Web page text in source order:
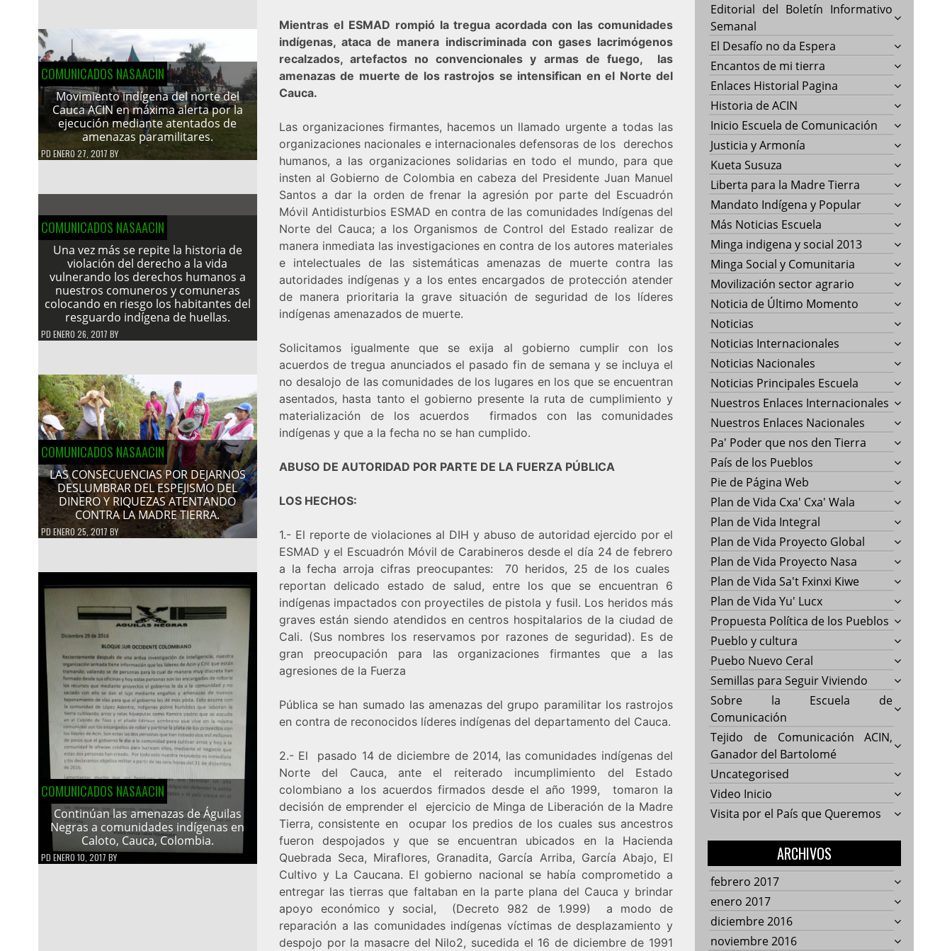
COMUNICADOS NASAACIN
Movimiento indígena del norte del
Cauca ACIN en máxima alerta por la
ejecución mediante atentados de
amenazas paramilitares.
PD ENERO 27, 2017 BY
COMUNICADOS NASAACIN
Una vez más se repite la historia de
violación del derecho a la vida
vulnerando los derechos humanos a
nuestros comuneros y comuneras
colocando en riesgo los habitantes del
resguardo indígena de huellas.
PD ENERO 26, 2017 BY
COMUNICADOS NASAACIN
LAS CONSECUENCIAS POR DEJARNOS
DESLUMBRAR DEL ESPEJISMO DEL
DINERO Y RIQUEZAS ATENTANDO
CONTRA LA MADRE TIERRA.
PDENERO 25, 2017 BY
COMUNICADOS NASAACIN
Continúan las amenazas de Águilas
Negras a comunidades indígenas en
Caloto, Cauca, Colombia.
PD ENERO 10, 2017 BY
Mientras el ESMAD rompió la tregua acordada con las comunidades
indígenas, ataca de manera indiscriminada con gases lacrimógenos
recalzados, artefactos no convencionales y armas de fuego, las
amenazas de muerte de los rastrojos se intensifican en el Norte del
Cauca.
Las organizaciones firmantes, hacemos un llamado urgente a todas las
organizaciones nacionales e internacionales defensoras de los derechos
humanos, a las organizaciones solidarias en todo el mundo, para que
insten al Gobierno de Colombia en cabeza del Presidente Juan Manuel
Santos a dar la orden de frenar la agresión por parte del Escuadrón
Móvil Antidisturbios ESMAD en contra de las comunidades Indígenas del
Norte del Cauca; a los Organismos de Control del Estado realizar de
manera inmediata las investigaciones en contra de los autores materiales
e intelectuales de las sistemáticas amenazas de muerte contra las
autoridades indígenas y a los entes encargados de protección atender
de manera prioritaria la grave situación de seguridad de los líderes
indígenas amenazados de muerte.
Solicitamos igualmente que se exija al gobierno cumplir con los
acuerdos de tregua anunciados el pasado fin de semana y se incluya el
no desalojo de las comunidades de los lugares en los que se encuentran
asentados, hasta tanto el gobierno presente la ruta de cumplimiento y
materialización de los acuerdos firmados con las comunidades
indígenas y que a la fecha no se han cumplido.
ABUSO DE AUTORIDAD POR PARTE DE LA FUERZA PÚBLICA
LOS HECHOS:
1.- El reporte de violaciones al DIH y abuso de autoridad ejercido por el
ESMAD y el Escuadrón Móvil de Carabineros desde el día 24 de febrero
a la fecha arroja cifras preocupantes: 70 heridos, 25 de los cuales
reportan delicado estado de salud, entre los que se encuentran 6
indígenas impactados con proyectiles de pistola y fusil. Los heridos más
graves están siendo atendidos en centros hospitalarios de la ciudad de
Cali. (Sus nombres los reservamos por razones de seguridad). Es de
gran preocupación para las organizaciones firmantes que a las
agresiones de la Fuerza
Pública se han sumado las amenazas del grupo paramilitar los rastrojos
en contra de reconocidos líderes indígenas del departamento del Cauca.
2.- El pasado 14 de diciembre de 2014, las comunidades indígenas del
Norte del Cauca, ante el reiterado incumplimiento del Estado
colombiano a los acuerdos firmados desde el año 1999, tomaron la
decisión de emprender el ejercicio de Minga de Liberación de la Madre
Tierra, consistente en ocupar los predios de los cuales sus ancestros
fueron despojados y que se encuentran ubicados en la Hacienda
Quebrada Seca, Miraflores, Granadita, García Arriba, García Abajo, El
Cultivo y La Caucana. El gobierno nacional se había comprometido a
entregar las tierras que faltaban en la parte plana del Cauca y brindar
apoyo económico y social, (Decreto 982 de 1.999) a modo de
reparación a las comunidades indígenas víctimas de desplazamiento y
despojo por la masacre del Nilo2, sucedida el 16 de diciembre de 1991
Editorial del Boletín Informativo
Semanal
El Desafío no da Espera
Encantos de mi tierra
Enlaces Historial Pagina
Historia de ACIN
Inicio Escuela de Comunicación
Justicia y Armonía
Kueta Susuza
Liberta para la Madre Tierra
Mandato Indígena y Popular
Más Noticias Escuela
Minga indigena y social 2013
Minga Social y Comunitaria
Movilización sector agrario
Noticia de Último Momento
Noticias
Noticias Internacionales
Noticias Nacionales
Noticias Principales Escuela
Nuestros Enlaces Internacionales
Nuestros Enlaces Nacionales
Pa' Poder que nos den Tierra
País de los Pueblos
Pie de Página Web
Plan de Vida Cxa' Cxa' Wala
Plan de Vida Integral
Plan de Vida Proyecto Global
Plan de Vida Proyecto Nasa
Plan de Vida Sa't Fxinxi Kiwe
Plan de Vida Yu' Lucx
Propuesta Política de los Pueblos
Pueblo y cultura
Puebo Nuevo Ceral
Semillas para Seguir Viviendo
Sobre la Escuela de
Comunicación
Tejido de Comunicación ACIN,
Ganador del Bartolomé
Uncategorised
Video Inicio
Visita por el País que Queremos
ARCHIVOS
febrero 2017
enero 2017
diciembre 2016
noviembre 2016